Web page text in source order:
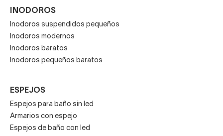
INODOROS
Inodoros suspendidos pequeños
Inodoros modernos
Inodoros baratos
Inodoros pequeños baratos
ESPEJOS
Espejos para baño sin led
Armarios con espejo
Espejos de baño con led